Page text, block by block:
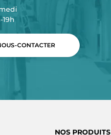
19h
CONTACTER
NOS PRODUITS